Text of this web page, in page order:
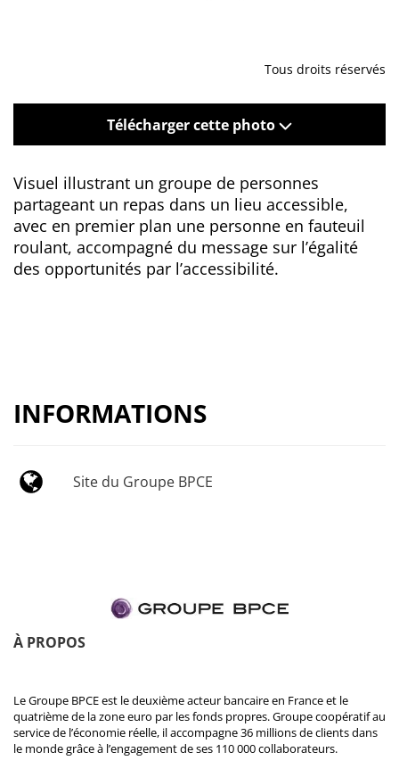
Tous droits réservés
Télécharger cette photo
Visuel illustrant un groupe de personnes
partageant un repas dans un lieu accessible,
avec en premier plan une personne en fauteuil
roulant, accompagné du message sur l’égalité
des opportunités par l’accessibilité.
INFORMATIONS
Site du Groupe BPCE
À PROPOS
Le Groupe BPCE est le deuxième acteur bancaire en France et le
quatrième de la zone euro par les fonds propres. Groupe coopératif au
service de l’économie réelle, il accompagne 36 millions de clients dans
le monde grâce à l’engagement de ses 110 000 collaborateurs.